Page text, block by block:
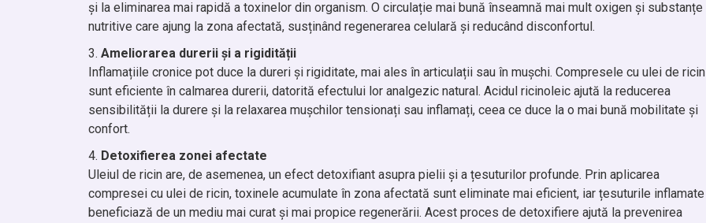
și la eliminarea mai rapidă a toxinelor din organism. O circulație mai bună înseamnă mai mult oxigen și substanțe
nutritive care ajung la zona afectată, susținând regenerarea celulară și reducând disconfortul.
Ameliorarea durerii și a rigidității
Inflamațiile cronice pot duce la dureri și rigiditate, mai ales în articulații sau în mușchi. Compresele cu ulei de ricin
sunt eficiente în calmarea durerii, datorită efectului lor analgezic natural. Acidul ricinoleic ajută la reducerea
sensibilității la durere și la relaxarea mușchilor tensionați sau inflamați, ceea ce duce la o mai bună mobilitate și
confort.
Detoxifierea zonei afectate
Uleiul de ricin are, de asemenea, un efect detoxifiant asupra pielii și a țesuturilor profunde. Prin aplicarea
compresei cu ulei de ricin, toxinele acumulate în zona afectată sunt eliminate mai eficient, iar țesuturile inflamate
beneficiază de un mediu mai curat și mai propice regenerării. Acest proces de detoxifiere ajută la prevenirea